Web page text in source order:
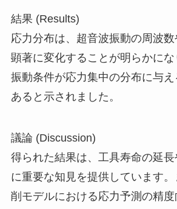
結果 (Results)
応力分布は、超音波振動の周波
顕著に変化することが明らかに
振動条件が応力集中の分布に与
あると示されました。
議論 (Discussion)
得られた結果は、工具寿命の延
に重要な知見を提供しています
削モデルにおける応力予測の精